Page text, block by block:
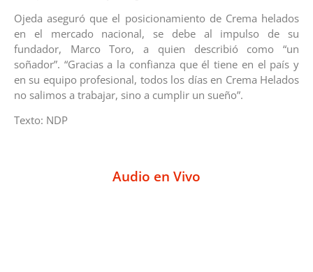
Ojeda aseguró que el posicionamiento de Crema helados
en el mercado nacional, se debe al impulso de su
fundador, Marco Toro, a quien describió como “un
soñador”. “Gracias a la confianza que él tiene en el país y
en su equipo profesional, todos los días en Crema Helados
no salimos a trabajar, sino a cumplir un sueño”.
Texto: NDP
Audio en Vivo